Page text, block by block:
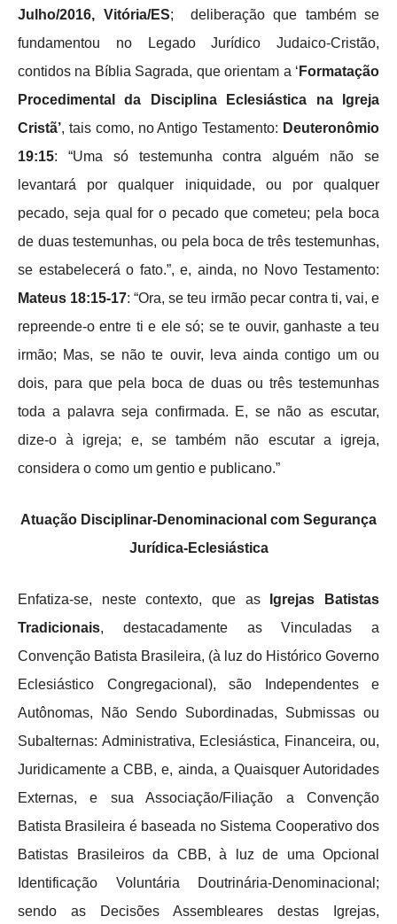
Julho/2016, Vitória/ES; deliberação que também se
fundamentou no Legado Jurídico Judaico-Cristão,
contidos na Bíblia Sagrada, que orientam a ‘ Formatação
Procedimental da Disciplina Eclesiástica na Igreja
Cristã’, tais como, no Antigo Testamento: Deuteronômio
19:15: “Uma só testemunha contra alguém não se
levantará por qualquer iniquidade, ou por qualquer
pecado, seja qual for o pecado que cometeu; pela boca
de duas testemunhas, ou pela boca de três testemunhas,
se estabelecerá o fato.”, e, ainda, no Novo Testamento:
Mateus 18:15-17: “Ora, se teu irmão pecar contra ti, vai, e
repreende-o entre ti e ele só; se te ouvir, ganhaste a teu
irmão; Mas, se não te ouvir, leva ainda contigo um ou
dois, para que pela boca de duas ou três testemunhas
toda a palavra seja confirmada. E, se não as escutar,
dize-o à igreja; e, se também não escutar a igreja,
considera o como um gentio e publicano.”
Atuação Disciplinar-Denominacional com Segurança
Jurídica-Eclesiástica
Enfatiza-se, neste contexto, que as
Igrejas Batistas
Tradicionais, destacadamente as Vinculadas a
Convenção Batista Brasileira, (à luz do Histórico Governo
Eclesiástico Congregacional), são Independentes e
Autônomas, Não Sendo Subordinadas, Submissas ou
Subalternas: Administrativa, Eclesiástica, Financeira, ou,
Juridicamente a CBB, e, ainda, a Quaisquer Autoridades
Externas, e sua Associação/Filiação a Convenção
Batista Brasileira é baseada no Sistema Cooperativo dos
Batistas Brasileiros da CBB, à luz de uma Opcional
Identificação Voluntária Doutrinária-Denominacional;
sendo as Decisões Assembleares destas Igrejas,